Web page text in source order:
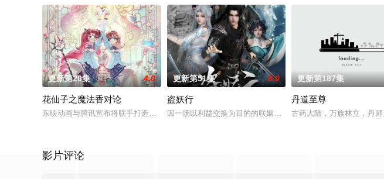
更新第20集 4.0
花仙子之魔法香对论
东映动画与腾讯宣布将联手打造『花仙子』全新动画 新作将继承经典、结合潮流、呈现崭新的花仙子
更新第51集 6.0
盗妖行
因一场以利益交换为目的的联姻，太玄楼刺客江元与九璇宗圣女
更新第187集
丹道至尊
古药大陆，万族林立，丹
影片评论